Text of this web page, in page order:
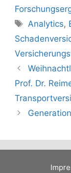
Analytics,
Prof. Dr.